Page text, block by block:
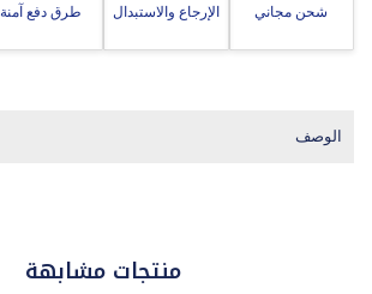
شحن مجاني الإرجاع والاستبدال طرق دفع آمنة
الوصف
منتجات مشابهة